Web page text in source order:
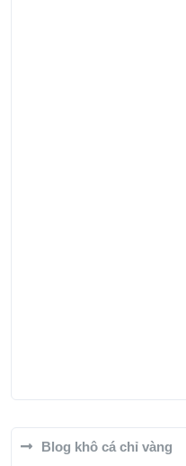
Blog khô cá chỉ vàng